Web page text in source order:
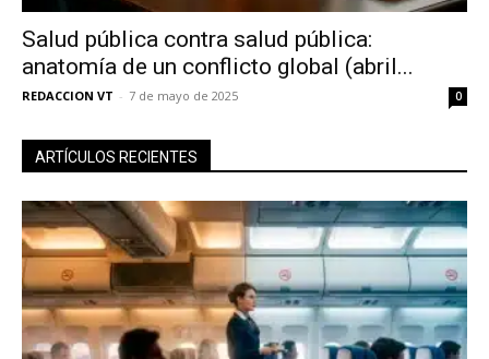
Salud pública contra salud pública:
anatomía de un conflicto global (abril...
REDACCION VT - 7 de mayo de 2025 0
ARTÍCULOS RECIENTES